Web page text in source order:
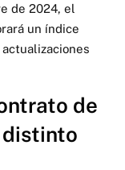
de 2024, el
un índice
de
distinto